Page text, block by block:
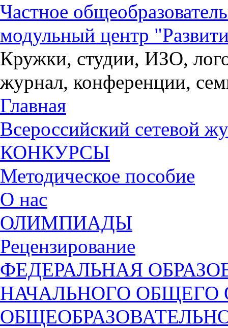
Частное
модульный центр
Кружки, студии, ИЗО,
журнал, конференции,
Главная
Всероссийский сетевой
КОНКУРСЫ
Методическое пособие
О нас
ОЛИМПИАДЫ
Рецензирование
ФЕДЕРАЛЬНАЯ
НАЧАЛЬНОГО ОБЩЕГО